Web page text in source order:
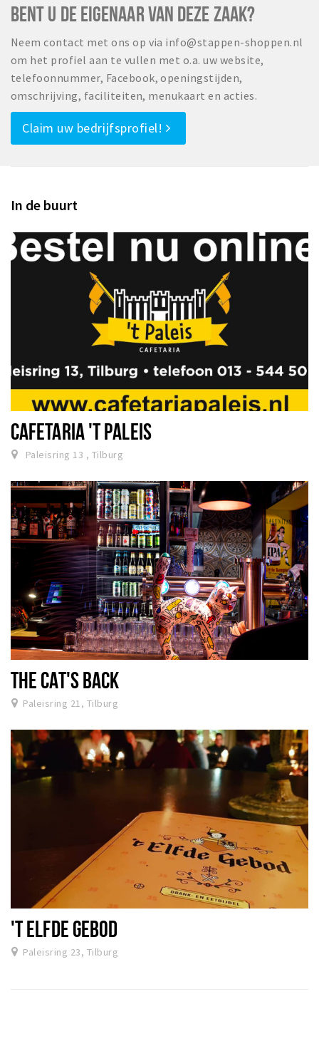
BENT U DE EIGENAAR VAN DEZE ZAAK?
Neem contact met ons op via info@stappen-shoppen.nl
om het profiel aan te vullen met o.a. uw website,
telefoonnummer, Facebook, openingstijden,
omschrijving, faciliteiten, menukaart en acties.
Claim uw bedrijfsprofiel!
In de buurt
CAFETARIA 'T PALEIS
Paleisring 13 , Tilburg
THE CAT'S BACK
Paleisring 21, Tilburg
'T ELFDE GEBOD
Paleisring 23, Tilburg